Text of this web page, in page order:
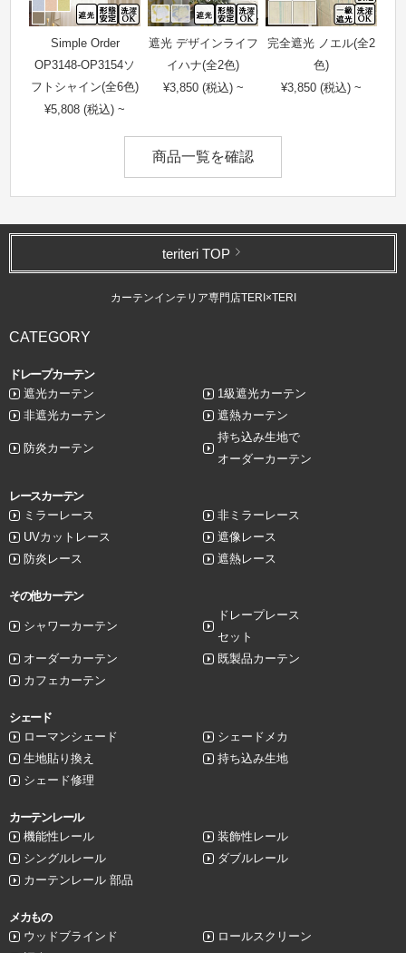
Simple Order
OP3148-OP3154ソ
フトシャイン(全6色)
¥5,808 (税込) ~
遮光 デザインライフ
イハナ(全2色)
¥3,850 (税込) ~
完全遮光 ノエル(全2
色)
¥3,850 (税込) ~
商品一覧を確認
teriteri TOP
カーテンインテリア専門店TERI×TERI
CATEGORY
ドレープカーテン
遮光カーテン
1級遮光カーテン
非遮光カーテン
遮熱カーテン
防炎カーテン
持ち込み生地で
オーダーカーテン
レースカーテン
ミラーレース
非ミラーレース
UVカットレース
遮像レース
防炎レース
遮熱レース
その他カーテン
シャワーカーテン
ドレープレース
セット
オーダーカーテン
既製品カーテン
カフェカーテン
シェード
ローマンシェード
シェードメカ
生地貼り換え
持ち込み生地
シェード修理
カーテンレール
機能性レール
装飾性レール
シングルレール
ダブルレール
カーテンレール 部品
メカもの
ウッドブラインド
ロールスクリーン